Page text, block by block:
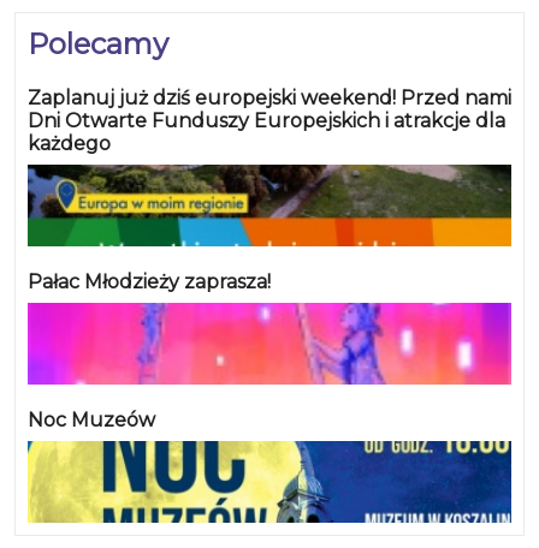
Polecamy
Zaplanuj już dziś europejski weekend! Przed nami
Dni Otwarte Funduszy Europejskich i atrakcje dla
każdego
Pałac Młodzieży zaprasza!
Noc Muzeów